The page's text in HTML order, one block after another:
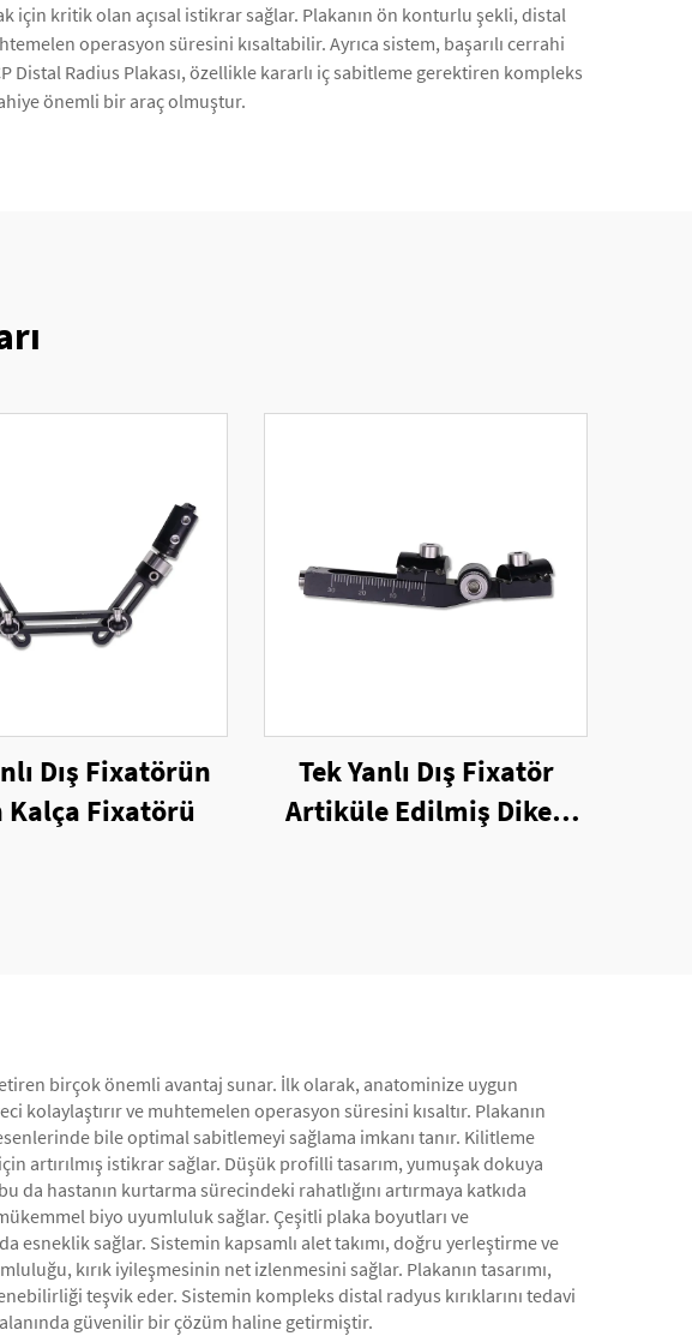
kritik olan açısal istikrar sağlar. Plakanın ön konturlu şekli, distal
operasyon süresini kısaltabilir. Ayrıca sistem, başarılı cerrahi
Distal Radius Plakası, özellikle kararlı iç sabitleme gerektiren kompleks
önemli bir araç olmuştur.
Dış Fixatörün
Kalça Fixatörü
Tek Yanlı Dış Fixatör
Artiküle Edilmiş Dikey
birçok önemli avantaj sunar. İlk olarak, anatominize uygun
ve muhtemelen operasyon süresini kısaltır. Plakanın
bile optimal sabitlemeyi sağlama imkanı tanır. Kilitleme
artırılmış istikrar sağlar. Düşük profilli tasarım, yumuşak dokuya
da hastanın kurtarma sürecindeki rahatlığını artırmaya katkıda
biyo uyumluluk sağlar. Çeşitli plaka boyutları ve
esneklik sağlar. Sistemin kapsamlı alet takımı, doğru yerleştirme ve
kırık iyileşmesinin net izlenmesini sağlar. Plakanın tasarımı,
teşvik eder. Sistemin kompleks distal radyus kırıklarını tedavi
güvenilir bir çözüm haline getirmiştir.